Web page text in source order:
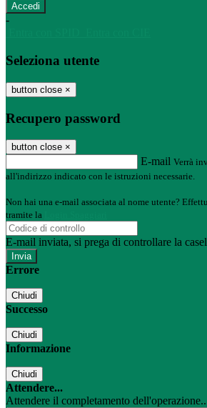
-
Seleziona utente
button close ×
Recupero password
button close ×
E-mail Verrà
all'indirizzo indicato con le istruzioni necessarie.
Non hai una e-mail associata al nome utente?
tramite la
E-mail inviata, si prega di controllare la
Errore
Chiudi
Successo
Chiudi
Informazione
Chiudi
Attendere...
Attendere il completamento